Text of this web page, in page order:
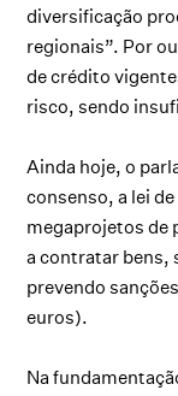
diversificação
regionais”. Por
de crédito
risco, sendo
Ainda hoje, o
consenso, a lei
megaprojetos de
a contratar bens,
prevendo
euros).
Na